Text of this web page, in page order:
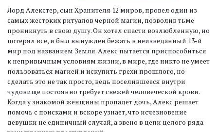
Лорд Алекстер, сын Хранителя 12 миров, провел один из
самых жестоких ритуалов черной магии, позволив тьме
проникнуть в свою душу. Он хотел спасти возлюбленную, но
потерял все, и был вынужден бежать в неизведанный 13-й
мир под названием Земля. Алекс пытается приспособиться
к непривычным условиям жизни, в мире, где никто не умеет
пользоваться магией и искупить грехи прошлого, но
сделать это не так просто, ведь поселившееся внутри
чудовище постоянно требует свежей человеческой крови.
Когда у знакомой женщины пропадет дочь, Алекс решает
помочь с поисками и вскоре узнает, что исчезновение
девушки не единичный случай, а звено в цепи целого ряда